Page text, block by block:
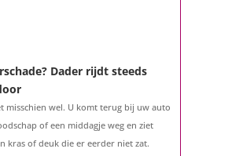
Dader rijdt steeds
misschien wel. U komt terug bij uw auto
of een middagje weg en ziet
kras of deuk die er eerder niet zat.